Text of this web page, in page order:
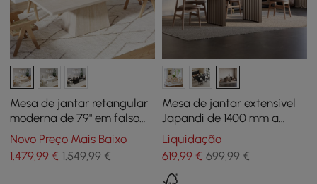
Mesa de jantar retangular
moderna de 79" em falso
travertino, interior/exterior,
para 6 lugares
Novo Preço Mais Baixo
1.479,99 € 1.549,99 €
Mesa de jantar extensível
Japandi de 1400 mm a
2200 mm com
acabamento em nogueira
Liquidação
619,99€ 699,99 €